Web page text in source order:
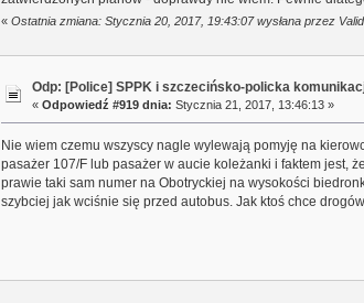
« Ostatnia zmiana: Stycznia 20, 2017, 19:43:07 wysłana przez
Odp: [Police] SPPK i szczecińsko-policka
«Odpowiedź #919 dnia: Stycznia 21, 2017, 13:46:13 »
Nie wiem czemu wszyscy nagle wylewają pomyję na
pasażer 107/F lub pasażer w aucie koleżanki i faktem jest,
prawie taki sam numer na Obotryckiej na wysokości
szybciej jak wciśnie się przed autobus. Jak ktoś chce